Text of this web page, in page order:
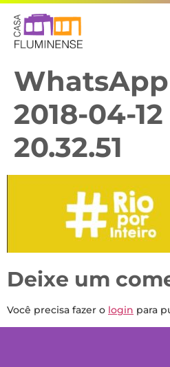
2018-04-
20.32.51
Deixe um
Você precisa fazer o login para